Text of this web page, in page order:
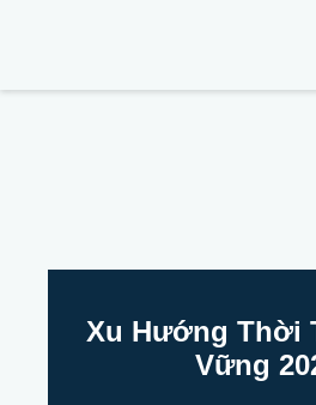
Xu Hướng Thời
Vững